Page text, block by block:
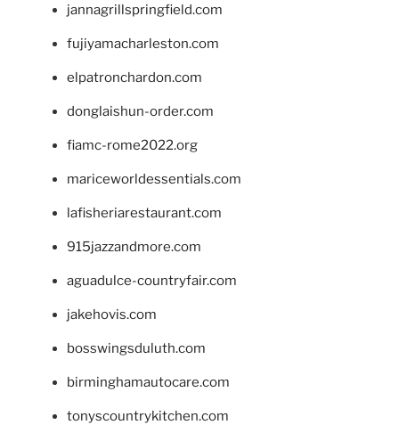
jannagrillspringfield.com
fujiyamacharleston.com
elpatronchardon.com
donglaishun-order.com
fiamc-rome2022.org
mariceworldessentials.com
lafisheriarestaurant.com
915jazzandmore.com
aguadulce-countryfair.com
jakehovis.com
bosswingsduluth.com
birminghamautocare.com
tonyscountrykitchen.com